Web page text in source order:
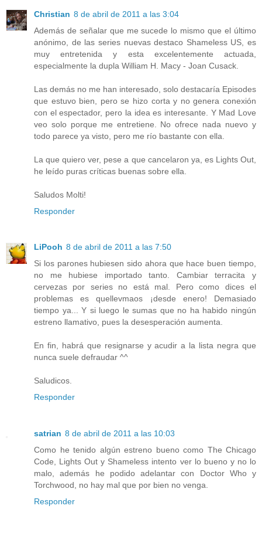
Christian 8 de abril de 2011 a las 3:04
Además de señalar que me sucede lo mismo que el último
anónimo, de las series nuevas destaco Shameless US, es
muy entretenida y esta excelentemente actuada,
especialmente la dupla William H. Macy - Joan Cusack.
Las demás no me han interesado, solo destacaría Episodes
que estuvo bien, pero se hizo corta y no genera conexión
con el espectador, pero la idea es interesante. Y Mad Love
veo solo porque me entretiene. No ofrece nada nuevo y
todo parece ya visto, pero me río bastante con ella.
La que quiero ver, pese a que cancelaron ya, es Lights Out,
he leído puras críticas buenas sobre ella.
Saludos Molti!
Responder
LiPooh 8 de abril de 2011 a las 7:50
Si los parones hubiesen sido ahora que hace buen tiempo,
no me hubiese importado tanto. Cambiar terracita y
cervezas por series no está mal. Pero como dices el
problemas es quellevmaos ¡desde enero! Demasiado
tiempo ya... Y si luego le sumas que no ha habido ningún
estreno llamativo, pues la desesperación aumenta.
En fin, habrá que resignarse y acudir a la lista negra que
nunca suele defraudar ^^
Saludicos.
Responder
satrian 8 de abril de 2011 a las 10:03
Como he tenido algún estreno bueno como The Chicago
Code, Lights Out y Shameless intento ver lo bueno y no lo
malo, además he podido adelantar con Doctor Who y
Torchwood, no hay mal que por bien no venga.
Responder